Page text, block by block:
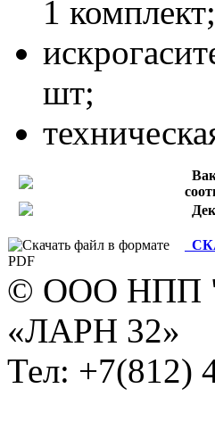
1 комплект;
шт;
© ООО НПП
«ЛАРН 32»
Тел: +7(812)